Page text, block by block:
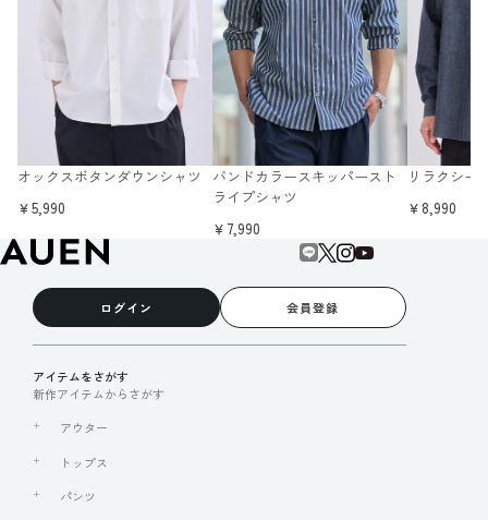
オックスボタンダウンシャツ
￥5,990
バンドカラースキッパースト
ライプシャツ
￥7,990
リラクシー
￥8,990
ログイン 会員登録
アイテムをさがす
新作アイテムからさがす
アウター
トップス
パンツ